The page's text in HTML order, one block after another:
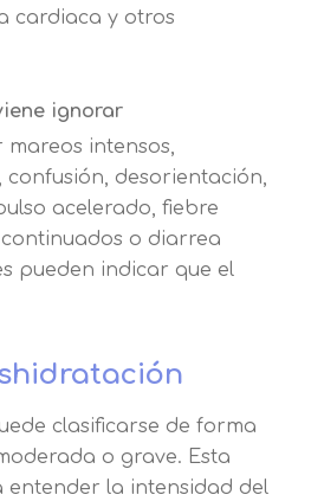
cardiaca y otros
ignorar
intensos,
confusión, desorientación,
acelerado, fiebre
o diarrea
pueden indicar que el
clasificarse de forma
o grave. Esta
entender la intensidad del